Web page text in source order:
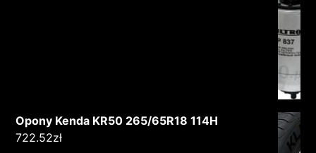
Opony Kenda KR50 265/65R18 114H
722.52zł